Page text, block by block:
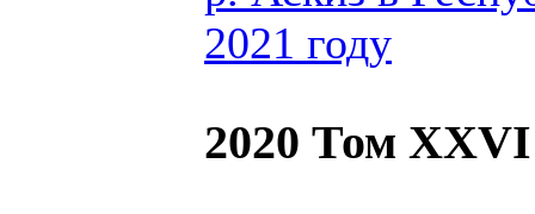
2021 году
2020 Том XXVI